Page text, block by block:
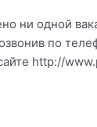
ни одной
по
http://